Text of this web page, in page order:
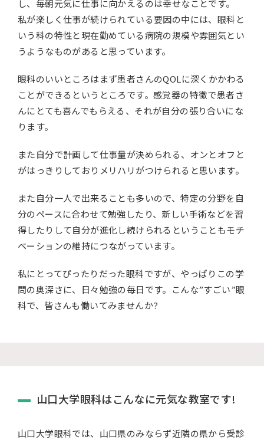
し、毎朝元気に仕事に向かえるのは幸せなことです。
私が楽しく仕事が続けられている要因の中には、眼科と
いう科の特性と現在勤めている病院の規模や雰囲気とい
うようなものがあると思っています。
眼科のいいところはまず患者さんのQOLに深くかかわる
ことができるというところです。感覚器の特徴で患者さ
んにとても喜んでもらえる、それが自分の張り合いにな
ります。
また自分で計画して仕事量が決められる、オンとオフと
がはっきりしておりメリハリがつけられると思います。
また自分一人で出来ることも多いので、特定の分野を自
分のペースに合わせて勉強したり、新しい手術などを習
得したりして自分が進化し続けられるということもモチ
ベーションの維持につながっています。
私にとってぴったりだった眼科ですが、やっぱりこの学
問の奥深さに、日々勉強の毎日です。こんな”すごい”眼
科で、皆さんも働いてみませんか?
山口大学眼科はこんなに元気な教室です!
山口大学眼科では、山口県のみならず近隣の県から受診